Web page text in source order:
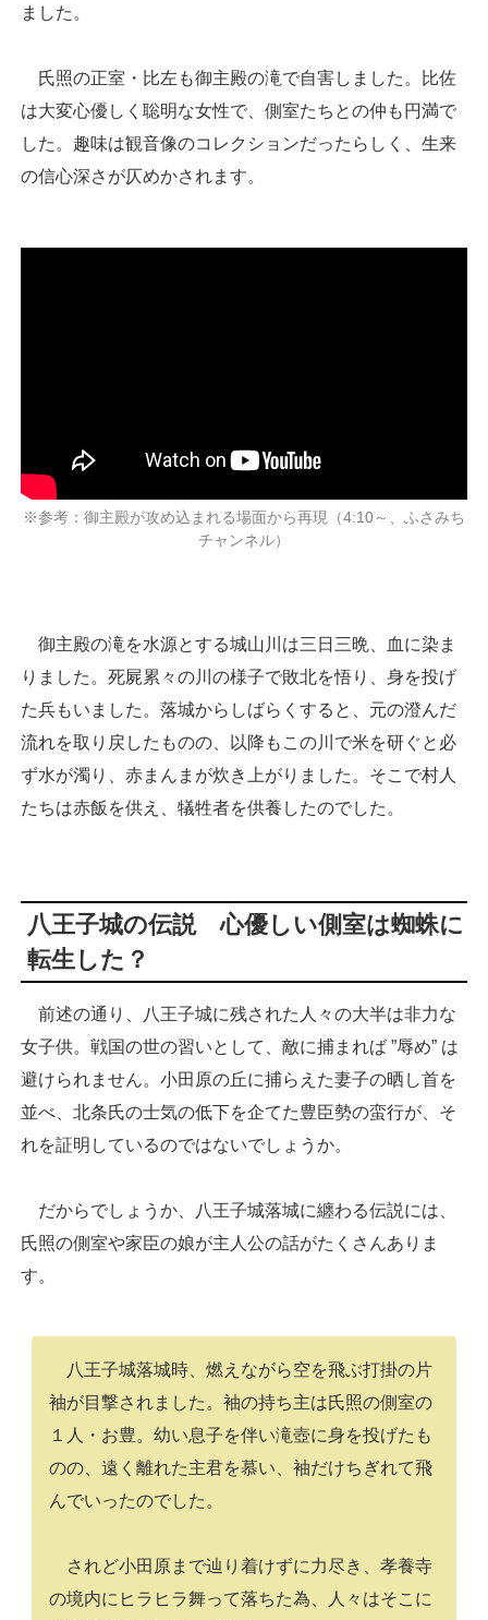
ました。
氏照の正室・比左も御主殿の滝で自害しました。比佐
は大変心優しく聡明な女性で、側室たちとの仲も円満で
した。趣味は観音像のコレクションだったらしく、生来
の信心深さが仄めかされます。
※参考：御主殿が攻め込まれる場面から再現（4:10～、ふさみち
チャンネル）
御主殿の滝を水源とする城山川は三日三晩、血に染ま
りました。死屍累々の川の様子で敗北を悟り、身を投げ
た兵もいました。落城からしばらくすると、元の澄んだ
流れを取り戻したものの、以降もこの川で米を研ぐと必
ず水が濁り、赤まんまが炊き上がりました。そこで村人
たちは赤飯を供え、犠牲者を供養したのでした。
八王子城の伝説 心優しい側室は蜘蛛に
転生した？
前述の通り、八王子城に残された人々の大半は非力な
女子供。戦国の世の習いとして、敵に捕まれば ”辱め” は
避けられません。小田原の丘に捕らえた妻子の晒し首を
並べ、北条氏の士気の低下を企てた豊臣勢の蛮行が、そ
れを証明しているのではないでしょうか。
だからでしょうか、八王子城落城に纏わる伝説には、
氏照の側室や家臣の娘が主人公の話がたくさんありま
す。
八王子城落城時、燃えながら空を飛ぶ打掛の片
袖が目撃されました。袖の持ち主は氏照の側室の
１人・お豊。幼い息子を伴い滝壺に身を投げたも
のの、遠く離れた主君を慕い、袖だけちぎれて飛
んでいったのでした。
されど小田原まで辿り着けずに力尽き、孝養寺
の境内にヒラヒラ舞って落ちた為、人々はそこに